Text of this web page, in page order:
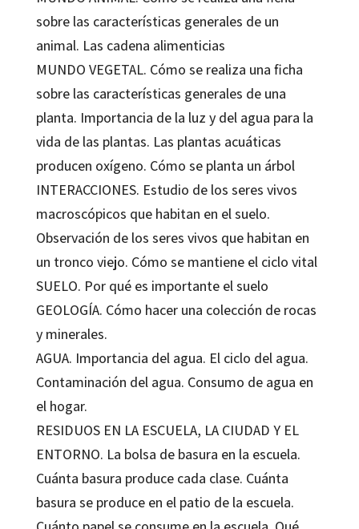
sobre las características generales de un
animal. Las cadena alimenticias
MUNDO VEGETAL. Cómo se realiza una ficha
sobre las características generales de una
planta. Importancia de la luz y del agua para la
vida de las plantas. Las plantas acuáticas
producen oxígeno. Cómo se planta un árbol
INTERACCIONES. Estudio de los seres vivos
macroscópicos que habitan en el suelo.
Observación de los seres vivos que habitan en
un tronco viejo. Cómo se mantiene el ciclo vital
SUELO. Por qué es importante el suelo
GEOLOGÍA. Cómo hacer una colección de rocas
y minerales.
AGUA. Importancia del agua. El ciclo del agua.
Contaminación del agua. Consumo de agua en
el hogar.
RESIDUOS EN LA ESCUELA, LA CIUDAD Y EL
ENTORNO. La bolsa de basura en la escuela.
Cuánta basura produce cada clase. Cuánta
basura se produce en el patio de la escuela.